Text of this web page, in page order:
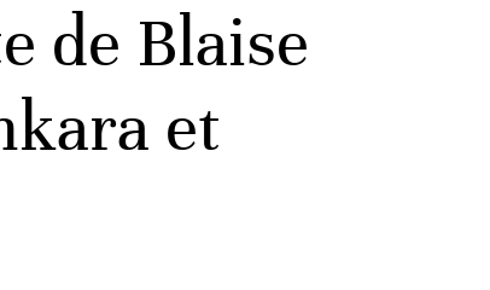
de Blaise
et